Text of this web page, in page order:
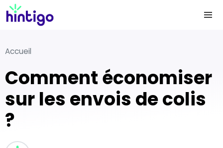
Accueil
Comment économiser
sur les envois de colis
?